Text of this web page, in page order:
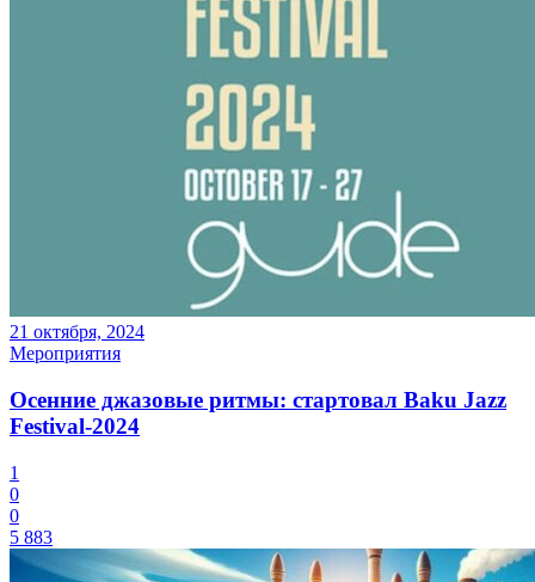
21 октября, 2024
Мероприятия
Осенние джазовые ритмы: стартовал Baku Jazz
Festival-2024
1
0
0
5 883